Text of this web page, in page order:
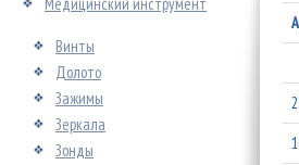
Винты
Долото
Зажимы
Зеркала
Зонды